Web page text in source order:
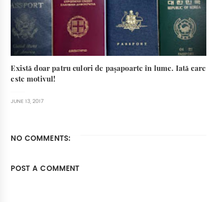
Există doar patru culori de pașapoarte în lume. Iată care
este motivul!
JUNE 13, 2017
NO COMMENTS:
POST A COMMENT